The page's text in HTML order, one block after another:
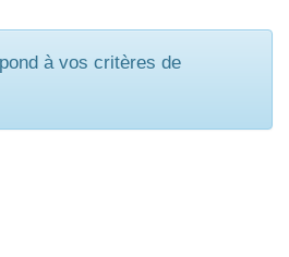
à vos critères de